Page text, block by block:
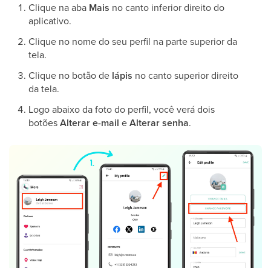
Clique na aba Mais no canto inferior direito do
aplicativo.
Clique no nome do seu perfil na parte superior da
tela.
Clique no botão de lápis no canto superior direito
da tela.
Logo abaixo da foto do perfil, você verá dois
botõesAlterar e-mail eAlterar senha.